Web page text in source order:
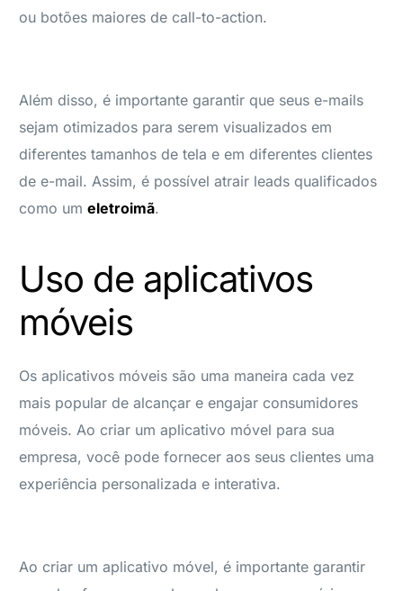
ou botões maiores de call-to-action.
Além disso, é importante garantir que seus e-mails
sejam otimizados para serem visualizados em
diferentes tamanhos de tela e em diferentes clientes
de e-mail. Assim, é possível atrair leads qualificados
como um eletroimã.
Uso de aplicativos
móveis
Os aplicativos móveis são uma maneira cada vez
mais popular de alcançar e engajar consumidores
móveis. Ao criar um aplicativo móvel para sua
empresa, você pode fornecer aos seus clientes uma
experiência personalizada e interativa.
Ao criar um aplicativo móvel, é importante garantir